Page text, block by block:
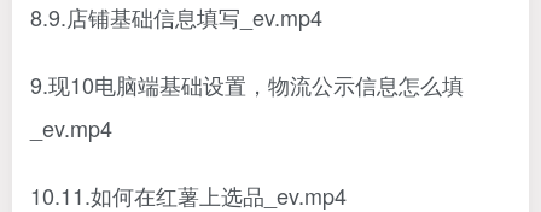
8.9.店铺基础信息填写_ev.mp4
9.现10电脑端基础设置，物流公示信息怎么填
_ev.mp4
10.11.如何在红薯上选品_ev.mp4